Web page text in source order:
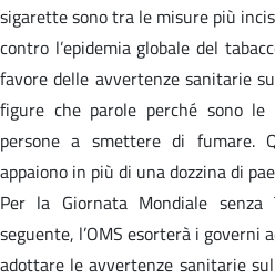
sigarette sono tra le misure più
contro l’epidemia globale del
favore delle avvertenze sanitarie
figure che parole perché sono
persone a smettere di fumare.
appaiono in più di una dozzina di
Per la Giornata Mondiale
seguente, l’OMS esorterà i governi
adottare le avvertenze sanitarie